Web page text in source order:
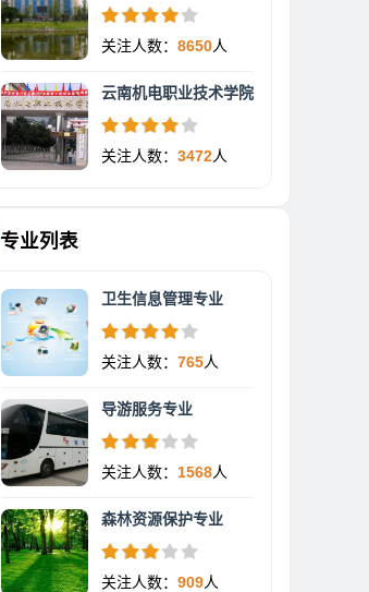
关注人数： 8650人
云南机电职业技术学院
关注人数： 3472人
专业列表
卫生信息管理专业
关注人数： 765人
导游服务专业
关注人数： 1568人
森林资源保护专业
关注人数： 909人